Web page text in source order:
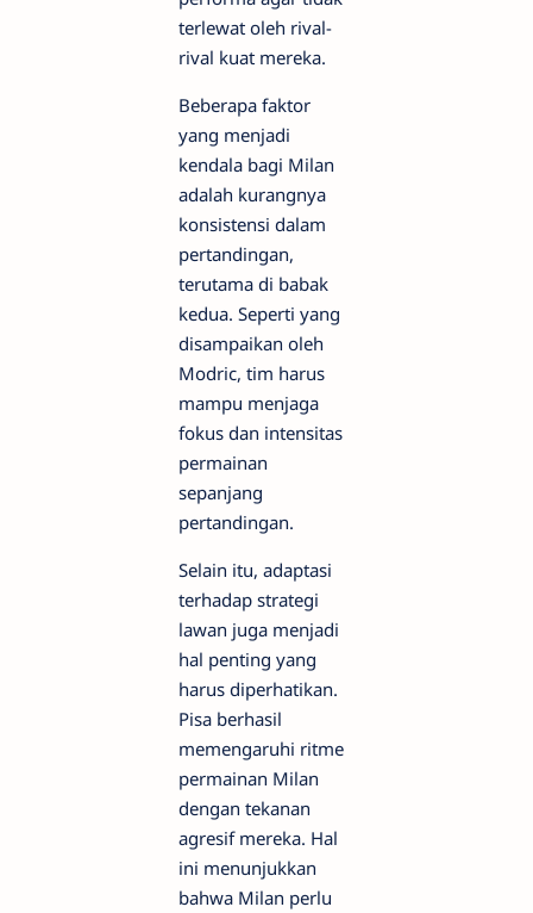
terlewat oleh rival-
rival kuat mereka.
Beberapa faktor
yang menjadi
kendala bagi Milan
adalah kurangnya
konsistensi dalam
pertandingan,
terutama di babak
kedua. Seperti yang
disampaikan oleh
Modric, tim harus
mampu menjaga
fokus dan intensitas
permainan
sepanjang
pertandingan.
Selain itu, adaptasi
terhadap strategi
lawan juga menjadi
hal penting yang
harus diperhatikan.
Pisa berhasil
memengaruhi ritme
permainan Milan
dengan tekanan
agresif mereka. Hal
ini menunjukkan
bahwa Milan perlu